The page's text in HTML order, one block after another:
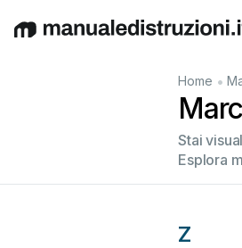
EnglishDeutschEspañol Italiano
Home •
Stai
Esplora
Z